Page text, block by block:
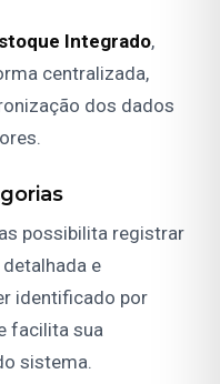
Integrado,
centralizada,
dos dados
possibilita registrar
e
identificado por
facilita sua
sistema.